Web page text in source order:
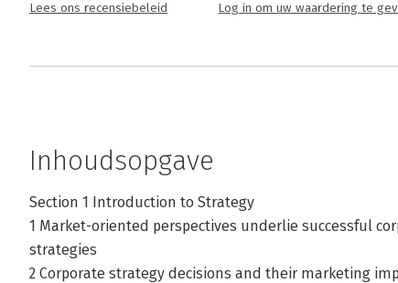
Lees ons recensiebeleid Log in om uw waardering te
Inhoudsopgave
Section 1 Introduction to Strategy
1 Market-oriented perspectives underlie successful
strategies
2 Corporate strategy decisions and their marketing